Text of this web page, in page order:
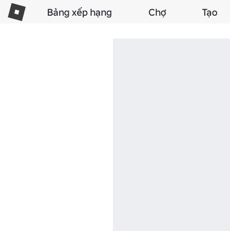
Bảng xếp hạng Chợ Tạo